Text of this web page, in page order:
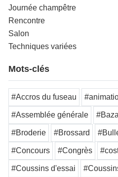
Journée champêtre
Rencontre
Salon
Techniques variées
Mots-clés
#Accros du fuseau
#Assemblée générale
#Broderie #Brossard
#Concours #Congrès
#Coussins d'essai